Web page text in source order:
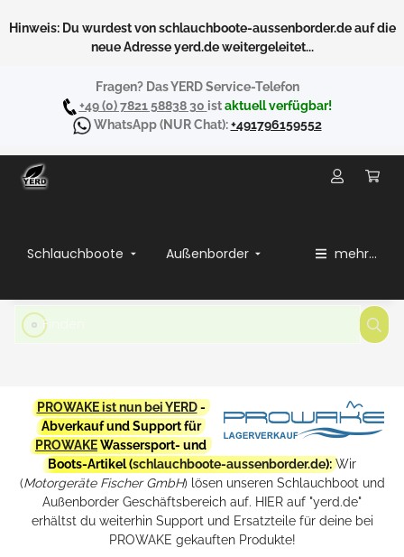
Hinweis: Du wurdest von schlauchboote-aussenborder.de auf die
neue Adresse yerd.de weitergeleitet...
Fragen? Das YERD Service-Telefon
+49 (0) 7821 58838 30 istaktuell verfügbar!
WhatsApp(NUR Chat):+491796159552
Schlauchboote Außenborder mehr...
PROWAKE ist nun bei YERD-
Abverkauf und Support für
PROWAKEWassersport- und
Boots-Artikel (schlauchboote-aussenborder.de): Wir
(Motorgeräte Fischer GmbH) lösen unseren Schlauchboot und
Außenborder Geschäftsbereich auf. HIER auf "yerd.de"
erhältst du weiterhin Support und Ersatzteile für deine bei
PROWAKE gekauften Produkte!